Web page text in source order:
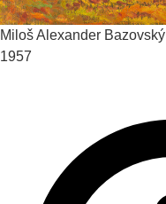
Miloš Alexander Bazovský
1957